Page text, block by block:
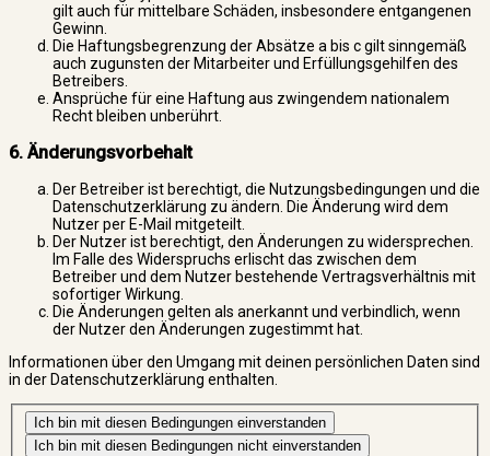
gilt auch für mittelbare Schäden, insbesondere entgangenen
Gewinn.
Die Haftungsbegrenzung der Absätze a bis c gilt sinngemäß
auch zugunsten der Mitarbeiter und Erfüllungsgehilfen des
Betreibers.
Ansprüche für eine Haftung aus zwingendem nationalem
Recht bleiben unberührt.
6. Änderungsvorbehalt
Der Betreiber ist berechtigt, die Nutzungsbedingungen und die
Datenschutzerklärung zu ändern. Die Änderung wird dem
Nutzer per E-Mail mitgeteilt.
Der Nutzer ist berechtigt, den Änderungen zu widersprechen.
Im Falle des Widerspruchs erlischt das zwischen dem
Betreiber und dem Nutzer bestehende Vertragsverhältnis mit
sofortiger Wirkung.
Die Änderungen gelten als anerkannt und verbindlich, wenn
der Nutzer den Änderungen zugestimmt hat.
Informationen über den Umgang mit deinen persönlichen Daten sind
in der Datenschutzerklärung enthalten.